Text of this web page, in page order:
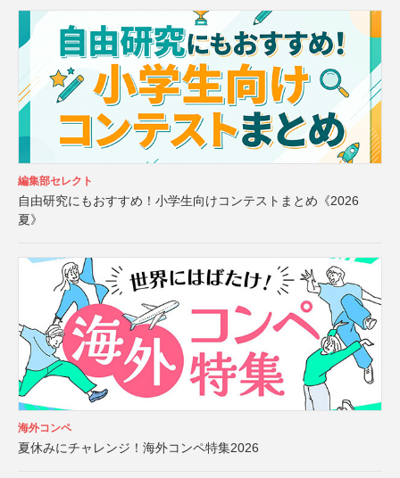
編集部セレクト
自由研究にもおすすめ！小学生向けコンテストまとめ《2026
夏》
海外コンペ
夏休みにチャレンジ！海外コンペ特集2026